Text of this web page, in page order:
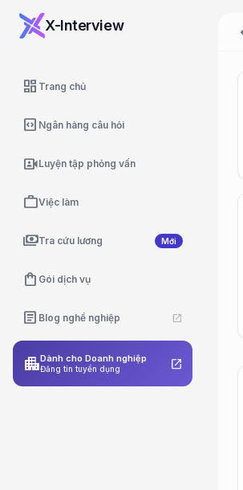
X-Interview
dashboard Trang chủ
code_blocks Ngân hàng câu hỏi
video_camera_frontLuyện tập phỏng vấn
workViệc làm
paymentsTra cứu lương Mới
shopping_bag Gói dịch vụ
article Blog nghề nghiệp open_in_new
apartmentDành cho Doanh nghiệp
Đăng tin tuyển dụng open_in_new